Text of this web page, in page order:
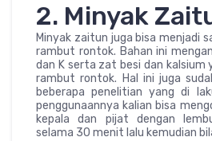
2. Minyak
Minyak zaitun juga bisa menjadi
rambut rontok. Bahan ini
dan K serta zat besi dan kalsium
rambut rontok. Hal ini juga
beberapa penelitian yang di
penggunaannya kalian bisa
kepala dan pijat dengan
selama 30 menit lalu kemudian